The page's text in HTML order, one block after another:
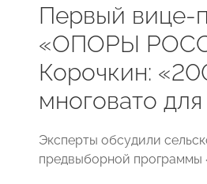
Первый вице-
«ОПОРЫ
Корочкин:
многовато
Эксперты обсудили
предвыборной программы